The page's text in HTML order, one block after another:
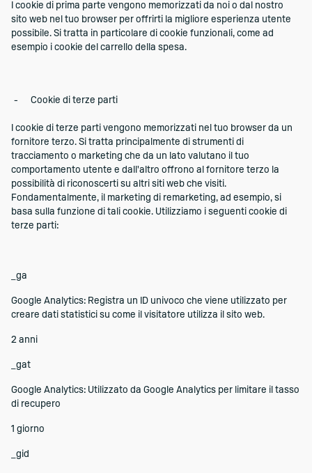
I cookie di prima parte vengono memorizzati da noi o dal nostro
sito web nel tuo browser per offrirti la migliore esperienza utente
possibile. Si tratta in particolare di cookie funzionali, come ad
esempio i cookie del carrello della spesa.
Cookie di terze parti
I cookie di terze parti vengono memorizzati nel tuo browser da un
fornitore terzo. Si tratta principalmente di strumenti di
tracciamento o marketing che da un lato valutano il tuo
comportamento utente e dall'altro offrono al fornitore terzo la
possibilità di riconoscerti su altri siti web che visiti.
Fondamentalmente, il marketing di remarketing, ad esempio, si
basa sulla funzione di tali cookie. Utilizziamo i seguenti cookie di
terze parti:
_ga
Google Analytics: Registra un ID univoco che viene utilizzato per
creare dati statistici su come il visitatore utilizza il sito web.
2 anni
_gat
Google Analytics: Utilizzato da Google Analytics per limitare il tasso
di recupero
1 giorno
_gid